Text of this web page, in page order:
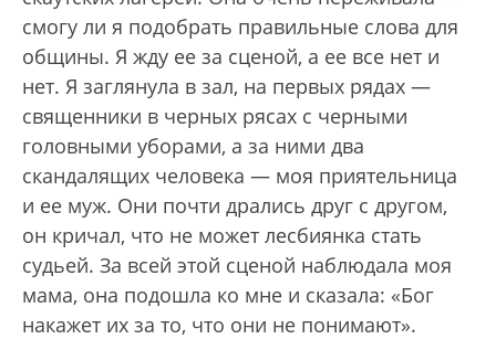
смогу ли я подобрать правильные слова для
общины. Я жду ее за сценой, а ее все нет и
нет. Я заглянула в зал, на первых рядах —
священники в черных рясах с черными
головными уборами, а за ними два
скандалящих человека — моя приятельница
и ее муж. Они почти дрались друг с другом,
он кричал, что не может лесбиянка стать
судьей. За всей этой сценой наблюдала моя
мама, она подошла ко мне и сказала: «Бог
накажет их за то, что они не понимают».